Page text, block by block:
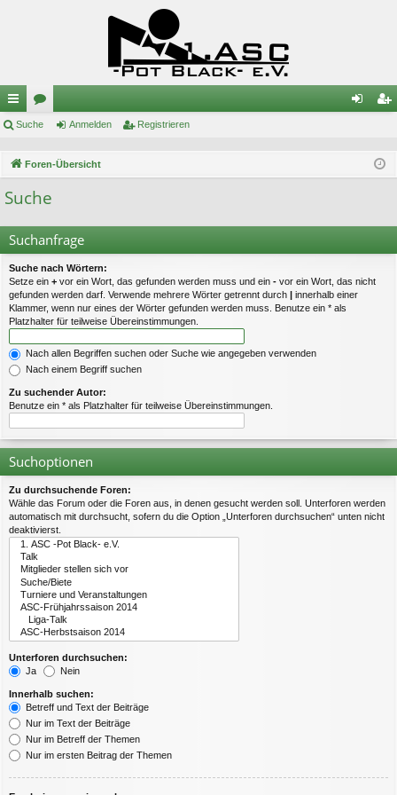
ch
llz
ug
or
el rie
Suche Anmelden Registrieren
Foren-Übersicht
Suche
Suchanfrage
Suche nach Wörtern:
Setze ein + vor ein Wort, das gefunden werden muss und ein - vor ein Wort, das nicht
gefunden werden darf. Verwende mehrere Wörter getrennt durch | innerhalb einer
Klammer, wenn nur eines der Wörter gefunden werden muss. Benutze ein * als
Platzhalter für teilweise Übereinstimmungen.
Nach allen Begriffen suchen oder Suche wie angegeben verwenden
Nach einem Begriff suchen
Zu suchender Autor:
Benutze ein * als Platzhalter für teilweise Übereinstimmungen.
Suchoptionen
Zu durchsuchende Foren:
Wähle das Forum oder die Foren aus, in denen gesucht werden soll. Unterforen werden
automatisch mit durchsucht, sofern du die Option „Unterforen durchsuchen“ unten nicht
deaktivierst.
Unterforen durchsuchen:
Ja
Nein
Innerhalb suchen:
Betreff und Text der Beiträge
Nur im Text der Beiträge
Nur im Betreff der Themen
Nur im ersten Beitrag der Themen